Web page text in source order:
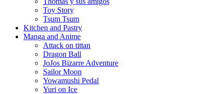
Toy Story
Tsum Tsum
Kitchen and Pastry
Manga and Anime
Attack on tittan
Dragon Ball
JoJos Bizarre Adventure
Sailor Moon
Yowamushi Pedal
Yuri on Ice